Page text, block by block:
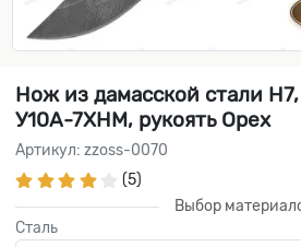
Нож из дамасской стали Н7,
У10А-7ХНМ, рукоять Орех
Артикул: zzoss-0070
(5)
Выбор
Сталь